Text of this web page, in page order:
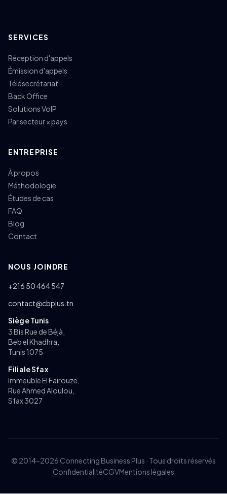
SERVICES
Réception d'appels
Émission d'appels
Télésecrétariat
Back Office
Solutions VoIP
Par secteur × pays
ENTREPRISE
À propos
Méthodologie
Études de cas
FAQ
Blog
Contact
NOUS JOINDRE
+216 50 464 547
contact@cbplus.tn
Siège Tunis
3 Bis Rue de Béjà,
Beb el Khadhra,
Tunis 1075
Filiale Sfax
Immeuble El Fairouze,
Rue Ahmed Aloulou,
Sfax 3027
© 2014-2026 Connecting Business Plus · Tous droits réservés
ConfidentialitéCGVMentions légales